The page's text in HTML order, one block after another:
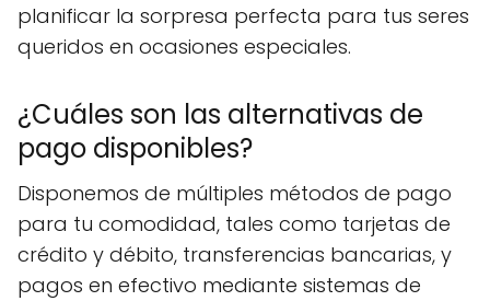
planificar la sorpresa perfecta para tus seres
queridos en ocasiones especiales.
¿Cuáles son las alternativas de
pago disponibles?
Disponemos de múltiples métodos de pago
para tu comodidad, tales como tarjetas de
crédito y débito, transferencias bancarias, y
pagos en efectivo mediante sistemas de